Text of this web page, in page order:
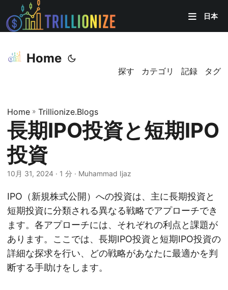
日本
Home
探す カテゴリ 記録 タグ
Home » Trillionize.Blogs
長期IPO投資と短期IPO
投資
10月 31, 2024 · 1 分 · Muhammad Ijaz
IPO（新規株式公開）への投資は、主に長期投資と
短期投資に分類される異なる戦略でアプローチでき
ます。各アプローチには、それぞれの利点と課題が
あります。ここでは、長期IPO投資と短期IPO投資の
詳細な探求を行い、どの戦略があなたに最適かを判
断する手助けをします。